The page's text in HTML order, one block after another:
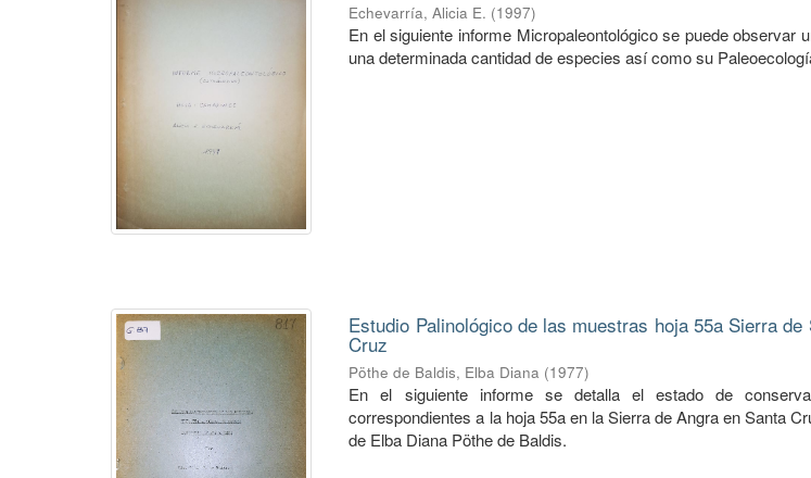
Echevarría, Alicia E. (1997)
En el siguiente informe Micropaleontológico se puede observar
una determinada cantidad de especies así como su
Estudio Palinológico de las muestras hoja 55a Sierra
Cruz
Pöthe de Baldis, Elba Diana (1977)
En el siguiente informe se detalla el estado de
correspondientes a la hoja 55a en la Sierra de Angra en Santa
de Elba Diana Pöthe de Baldis.